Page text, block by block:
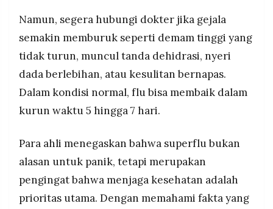
Namun, segera hubungi dokter jika gejala
semakin memburuk seperti demam tinggi yang
tidak turun, muncul tanda dehidrasi, nyeri
dada berlebihan, atau kesulitan bernapas.
Dalam kondisi normal, flu bisa membaik dalam
kurun waktu 5 hingga 7 hari.
Para ahli menegaskan bahwa superflu bukan
alasan untuk panik, tetapi merupakan
pengingat bahwa menjaga kesehatan adalah
prioritas utama. Dengan memahami fakta yang